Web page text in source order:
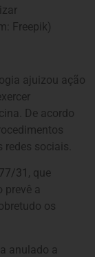
Freepik)
ajuizou ação
De acordo
sociais.
31 , que
prevê a
os
anulado a